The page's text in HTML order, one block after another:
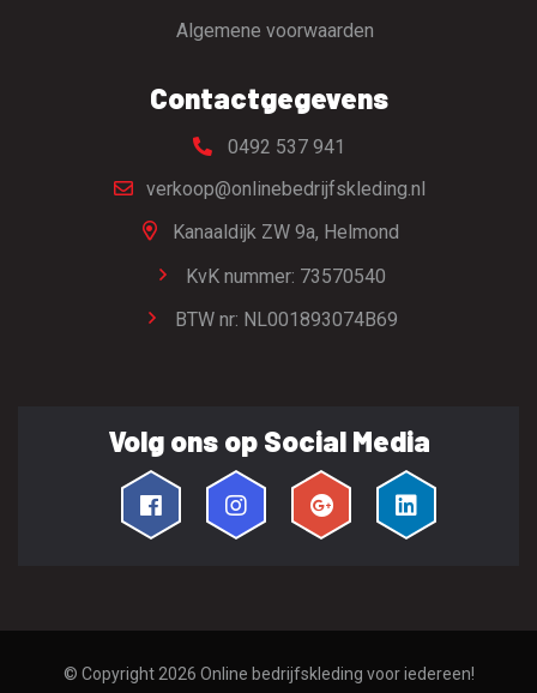
Algemene voorwaarden
Contactgegevens
0492 537 941
verkoop@onlinebedrijfskleding.nl
Kanaaldijk ZW 9a, Helmond
KvK nummer: 73570540
BTW nr: NL001893074B69
Volg ons op Social Media
© Copyright 2026 Online bedrijfskleding voor iedereen!